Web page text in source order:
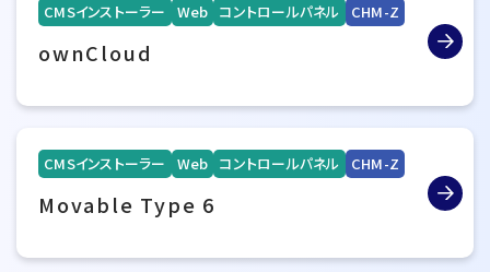
CMSインストーラー Web コントロールパネル CHM-Z
ownCloud
CMSインストーラー Web コントロールパネル CHM-Z
Movable Type 6